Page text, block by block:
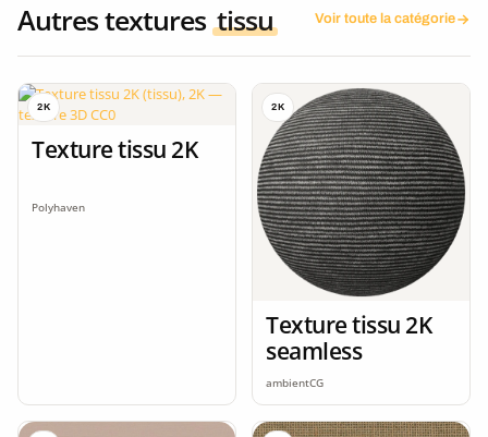
Autres textures tissu Voir toute la catégorie
2K
Texture tissu 2K
Polyhaven
2K
Texture tissu 2K
seamless
ambientCG